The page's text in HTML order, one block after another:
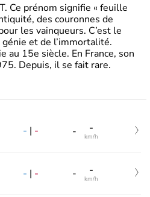
Ce prénom signifie « feuille
des couronnes de
les vainqueurs. C’est le
et de l’immortalité.
au 15e siècle. En France, son
Depuis, il se fait rare.
- | - - -
km/h
- | - - -
km/h